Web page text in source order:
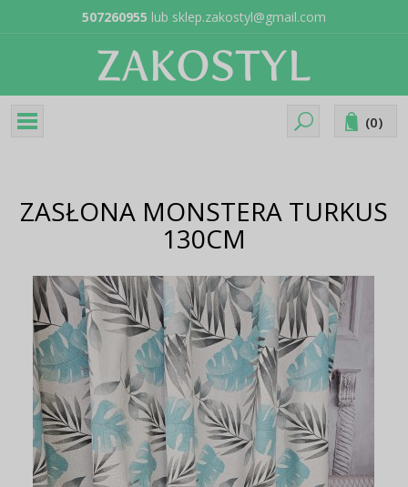
507260955 lub sklep.zakostyl@gmail.com
(0)
ZASŁONA MONSTERA TURKUS
130CM